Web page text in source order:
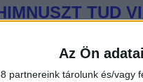
Az Ön
partnereink tárolunk és/vagy
TUD